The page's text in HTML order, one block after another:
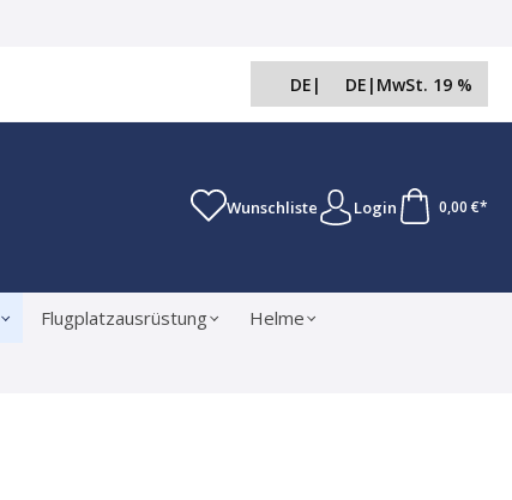
DE | DE | MwSt. 19 %
Wunschliste Login 0,00 €*
Flugplatzausrüstung Helme